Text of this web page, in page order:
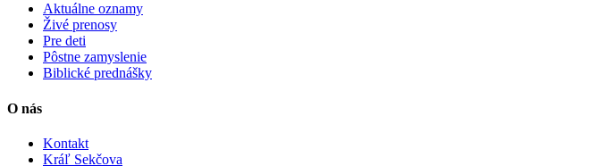
Aktuálne oznamy
Živé prenosy
Pre deti
Pôstne zamyslenie
Biblické prednášky
O nás
Kontakt
Kráľ Sekčova